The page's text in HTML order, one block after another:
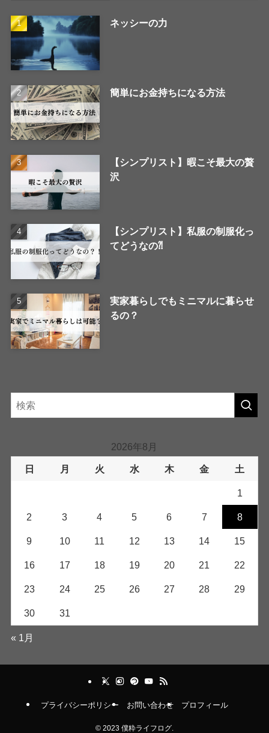
ネッシーの力
簡単にお金持ちになる方法
【シンプリスト】暇こそ最大の贅
沢
【シンプリスト】私服の制服化っ
てどうなの⁈
実家暮らしでもミニマルに暮らせ
るの？
2026年8月
日 月 火 水 木 金 土
1
2 3 4 5 6 7 8
9 10 11 12 13 14 15
16 17 18 19 20 21 22
23 24 25 26 27 28 29
30 31
« 1月
プライバシーポリシー お問い合わせ プロフィール
© 2023 僕粋ライフログ.